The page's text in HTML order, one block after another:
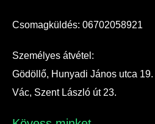
Csomagküldés: 06702058921
Személyes átvétel:
Gödöllő, Hunyadi János utca 19.
Vác, Szent László út 23.